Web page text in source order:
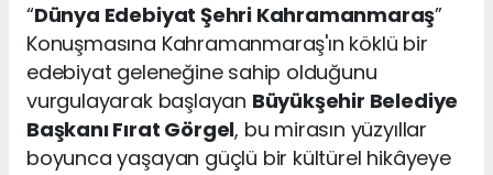
“Dünya Edebiyat Şehri Kahramanmaraş”
Konuşmasına Kahramanmaraş'ın köklü bir
edebiyat geleneğine sahip olduğunu
vurgulayarak başlayan Büyükşehir Belediye
Başkanı Fırat Görgel, bu mirasın yüzyıllar
boyunca yaşayan güçlü bir kültürel hikâyeye